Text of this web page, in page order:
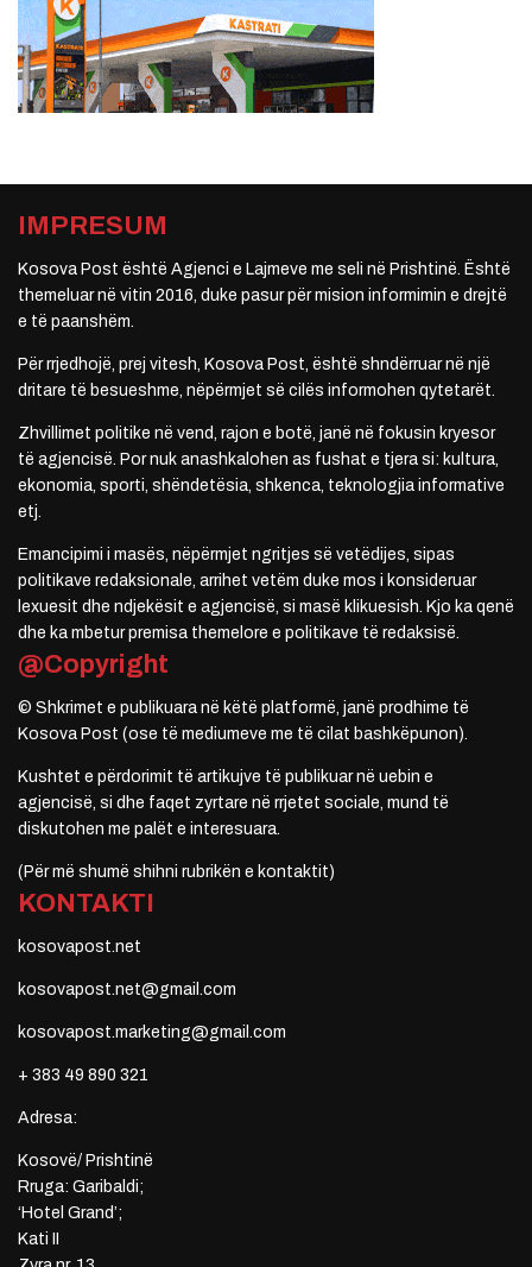
IMPRESUM
Kosova Post është Agjenci e Lajmeve me seli në Prishtinë. Është
themeluar në vitin 2016, duke pasur për mision informimin e drejtë
e të paanshëm.
Për rrjedhojë, prej vitesh, Kosova Post, është shndërruar në një
dritare të besueshme, nëpërmjet së cilës informohen qytetarët.
Zhvillimet politike në vend, rajon e botë, janë në fokusin kryesor
të agjencisë. Por nuk anashkalohen as fushat e tjera si: kultura,
ekonomia, sporti, shëndetësia, shkenca, teknologjia informative
etj.
Emancipimi i masës, nëpërmjet ngritjes së vetëdijes, sipas
politikave redaksionale, arrihet vetëm duke mos i konsideruar
lexuesit dhe ndjekësit e agjencisë, si masë klikuesish. Kjo ka qenë
dhe ka mbetur premisa themelore e politikave të redaksisë.
@Copyright
© Shkrimet e publikuara në këtë platformë, janë prodhime të
Kosova Post (ose të mediumeve me të cilat bashkëpunon).
Kushtet e përdorimit të artikujve të publikuar në uebin e
agjencisë, si dhe faqet zyrtare në rrjetet sociale, mund të
diskutohen me palët e interesuara.
(Për më shumë shihni rubrikën e kontaktit)
KONTAKTI
kosovapost.net
kosovapost.net@gmail.com
kosovapost.marketing@gmail.com
+ 383 49 890 321
Adresa:
Kosovë/ Prishtinë
Rruga: Garibaldi;
‘Hotel Grand’;
Kati II